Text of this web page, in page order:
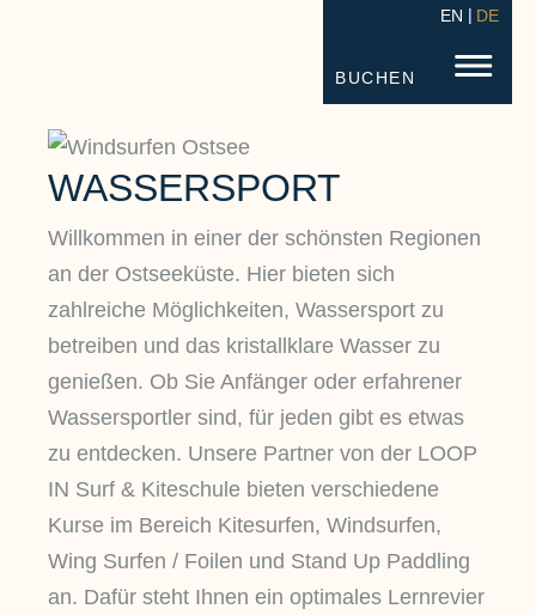
STRANDHOTEL FISCHLAND
BUCHEN
EN DE
WASSERSPORT
Willkommen in einer der schönsten Regionen
an der Ostseeküste. Hier bieten sich
zahlreiche Möglichkeiten, Wassersport zu
betreiben und das kristallklare Wasser zu
genießen. Ob Sie Anfänger oder erfahrener
Wassersportler sind, für jeden gibt es etwas
zu entdecken. Unsere Partner von der LOOP
IN Surf & Kiteschule bieten verschiedene
Kurse im Bereich Kitesurfen, Windsurfen,
Wing Surfen / Foilen und Stand Up Paddling
an. Dafür steht Ihnen ein optimales Lernrevier